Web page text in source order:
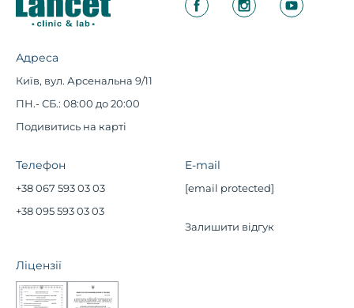
Адреса
Київ, вул. Арсенальна 9/11
ПН.- СБ.: 08:00 до 20:00
Подивитись на карті
Телефон
+38 067 593 03 03
+38 095 593 03 03
E-mail
[email protected]
Залишити відгук
Ліцензії